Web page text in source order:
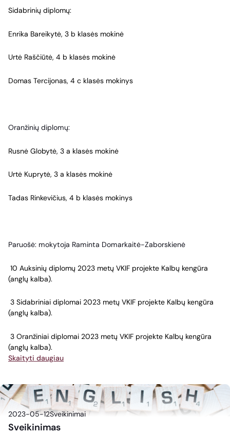
Sidabrinių diplomų:
Enrika Bareikytė, 3 b klasės mokinė
Urtė Raščiūtė, 4 b klasės mokinė
Domas Tercijonas, 4 c klasės mokinys
Oranžinių diplomų:
Rusnė Globytė, 3 a klasės mokinė
Urtė Kuprytė, 3 a klasės mokinė
Tadas Rinkevičius, 4 b klasės mokinys
Paruošė: mokytoja Raminta Domarkaitė-Zaborskienė
10 Auksinių diplomų 2023 metų VKIF projekte Kalbų kengūra
(anglų kalba).
3 Sidabriniai diplomai 2023 metų VKIF projekte Kalbų kengūra
(anglų kalba).
3 Oranžiniai diplomai 2023 metų VKIF projekte Kalbų kengūra
(anglų kalba).
Skaityti daugiau
2023-05-12Sveikinimai
Sveikinimas